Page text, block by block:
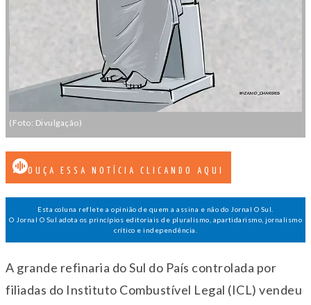
(Foto: Divulgação)
OUÇA ESSA NOTÍCIA CLICANDO AQUI
Esta coluna reflete a opinião de quem a assina e não do Jornal O Sul.
O Jornal O Sul adota os princípios editoriais de pluralismo, apartidarismo, jornalismo
crítico e independência.
A grande refinaria do Sul do País controlada por
filiadas do Instituto Combustível Legal (ICL) vendeu